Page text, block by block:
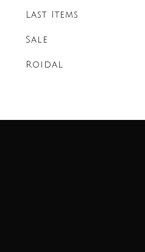
Last Items
Sale
Roidal